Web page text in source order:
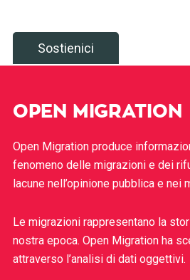
Sostienici
OPEN MIGRATION
Open Migration produce
fenomeno delle migrazioni e dei
lacune nell’opinione pubblica e nei
Le migrazioni rappresentano la
nostra epoca. Open Migration ha
attraverso l’analisi di dati oggettivi.